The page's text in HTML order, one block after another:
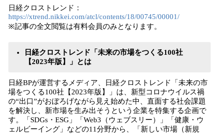
日経クロストレンド：
https://xtrend.nikkei.com/atcl/contents/18/00745/00001/
※記事の全文閲覧は有料会員のみとなります。
日経クロストレンド「未来の市場をつくる100社
【2023年版】」とは
日経BPが運営するメディア、日経クロストレンド「未来の市
場をつくる100社【2023年版】」は、新型コロナウイルス禍
の“出口”がおぼろげながら見え始めた中、​直面する社会課題
を解決し、新市場を生み出そうという企業を特集する企画で
す。「SDGs・ESG」「Web3（ウェブスリー）」「健康・ウ
ェルビーイング」などの11分野から、「新しい市場（新規